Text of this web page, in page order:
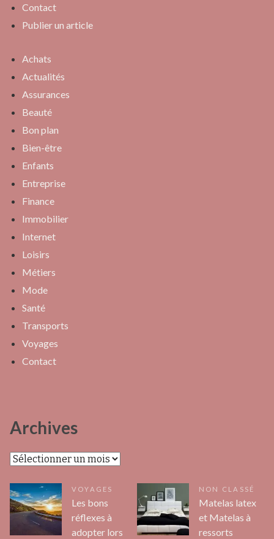
Contact
Publier un article
Achats
Actualités
Assurances
Beauté
Bon plan
Bien-être
Enfants
Entreprise
Finance
Immobilier
Internet
Loisirs
Métiers
Mode
Santé
Transports
Voyages
Contact
Archives
Archives
VOYAGES
Les bons
réflexes à
adopter lors
NON CLASSÉ
Matelas latex
et Matelas à
ressorts